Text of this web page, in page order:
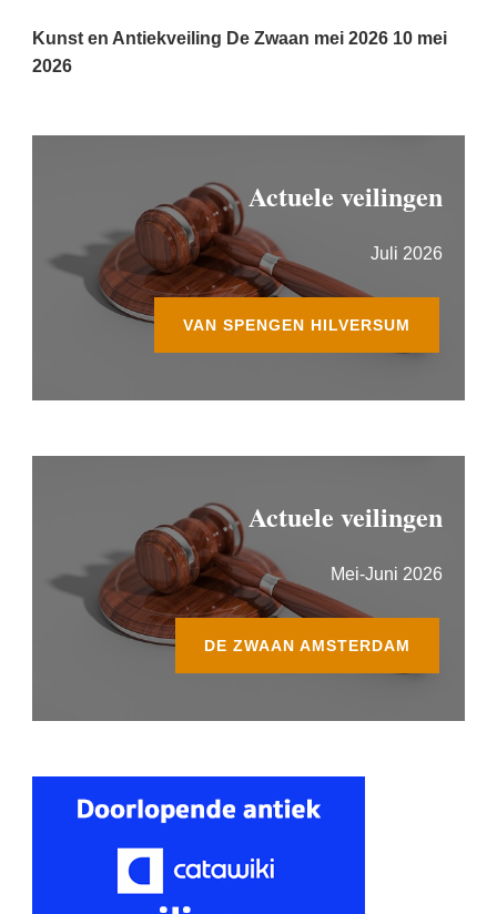
Kunst en Antiekveiling De Zwaan mei 2026 10 mei
2026
Actuele veilingen
Juli 2026
VAN SPENGEN HILVERSUM
Actuele veilingen
Mei-Juni 2026
DE ZWAAN AMSTERDAM